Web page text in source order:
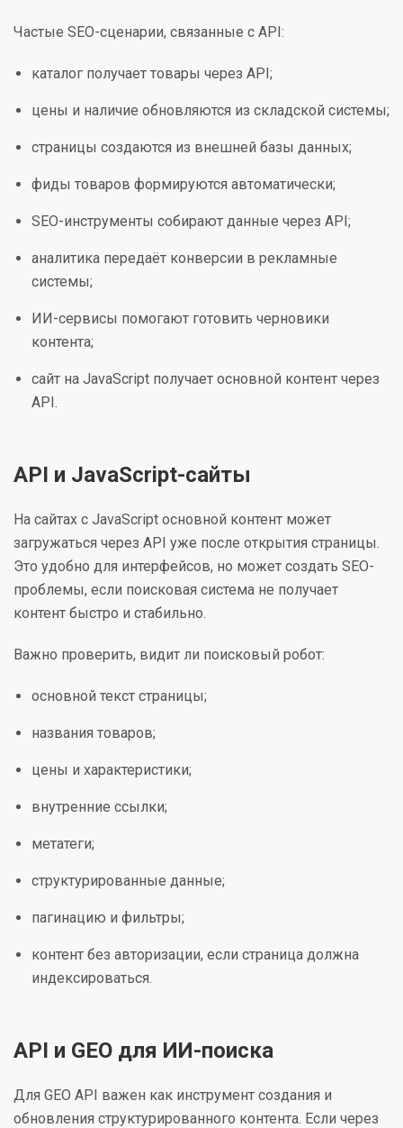
Частые SEO-сценарии, связанные с API:
каталог получает товары через API;
цены и наличие обновляются из складской системы;
страницы создаются из внешней базы данных;
фиды товаров формируются автоматически;
SEO-инструменты собирают данные через API;
аналитика передаёт конверсии в рекламные
системы;
ИИ-сервисы помогают готовить черновики
контента;
сайт на JavaScript получает основной контент через
API.
API и JavaScript-сайты
На сайтах с JavaScript основной контент может
загружаться через API уже после открытия страницы.
Это удобно для интерфейсов, но может создать SEO-
проблемы, если поисковая система не получает
контент быстро и стабильно.
Важно проверить, видит ли поисковый робот:
основной текст страницы;
названия товаров;
цены и характеристики;
внутренние ссылки;
метатеги;
структурированные данные;
пагинацию и фильтры;
контент без авторизации, если страница должна
индексироваться.
API и GEO для ИИ-поиска
Для GEO API важен как инструмент создания и
обновления структурированного контента. Если через